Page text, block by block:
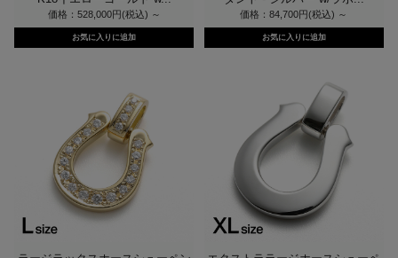
価格：528,000円(税込) ～ 価格：84,700円(税込) ～